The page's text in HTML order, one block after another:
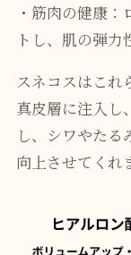
・筋肉の健康
トし、肌の弾力
スネコスはこれ
真皮層に注入し
し、シワやた
向上させてくれ